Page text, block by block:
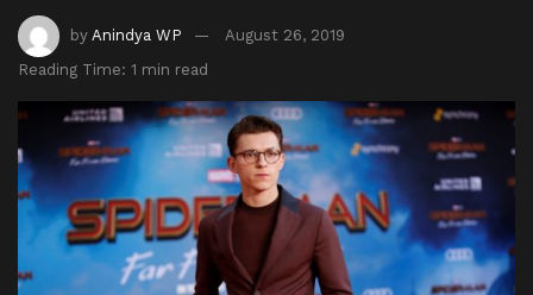
by Anindya WP
August 26, 2019
Reading Time: 1 min read